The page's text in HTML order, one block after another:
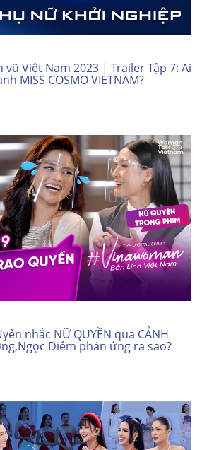
vũ Việt Nam 2023 | Trailer Tập 7: Ai
MISS COSMO VIETNAM?
nhắc NỮ QUYỀN qua CẢNH
Diễm phản ứng ra sao?